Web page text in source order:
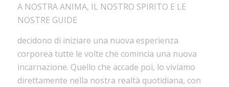
A NOSTRA ANIMA, IL NOSTRO SPIRITO E LE
NOSTRE GUIDE
decidono di iniziare una nuova esperienza
corporea tutte le volte che comincia una nuova
incarnazione. Quello che accade poi, lo viviamo
direttamente nella nostra realtà quotidiana, con